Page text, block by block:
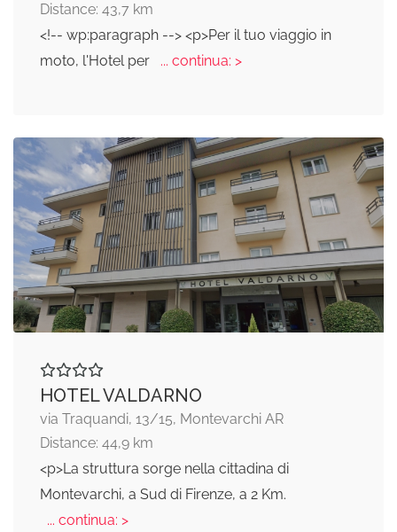
Distance: 43,7 km
<!-- wp:paragraph --> <p>Per il tuo viaggio in
moto, l'Hotel per
... continua: >
HOTEL VALDARNO
via Traquandi, 13/15, Montevarchi AR
Distance: 44,9 km
<p>La struttura sorge nella cittadina di
Montevarchi, a Sud di Firenze, a 2 Km.
... continua: >